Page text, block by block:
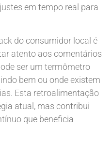
em tempo real para
do consumidor local é
atento aos comentários
ser um termômetro
bem ou onde existem
Esta retroalimentação
atual, mas contribui
que beneficia